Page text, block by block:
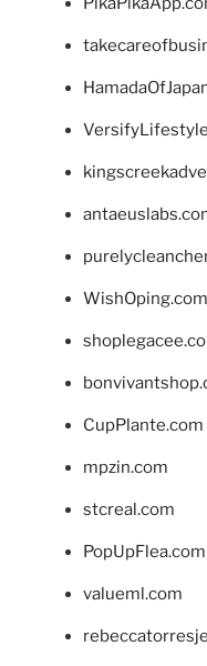
WishOping.com
CupPlante.com
mpzin.com
stcreal.com
PopUpFlea.com
valueml.com